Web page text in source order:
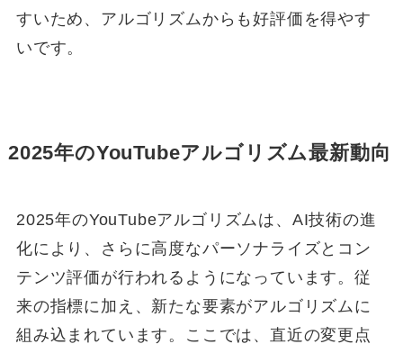
すいため、アルゴリズムからも好評価を得やす
いです。
2025年のYouTubeアルゴリズム最新動向
2025年のYouTubeアルゴリズムは、AI技術の進
化により、さらに高度なパーソナライズとコン
テンツ評価が行われるようになっています。従
来の指標に加え、新たな要素がアルゴリズムに
組み込まれています。ここでは、直近の変更点